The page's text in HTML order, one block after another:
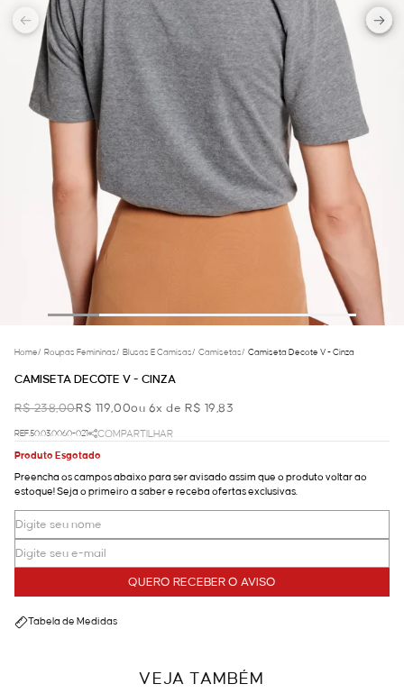
Home/ Roupas Femininas/ Blusas E Camisas/ Camisetas/ Camiseta Decote V - Cinza
CAMISETA DECOTE V - CINZA
R$ 238,00R$ 119,00ou 6x de R$ 19,83
REF.50.03.0060-021
COMPARTILHAR
Produto Esgotado
Preencha os campos abaixo para ser avisado assim que o produto voltar ao
estoque! Seja o primeiro a saber e receba ofertas exclusivas.
QUERO RECEBER O AVISO
Tabela de Medidas
VEJA TAMBÉM